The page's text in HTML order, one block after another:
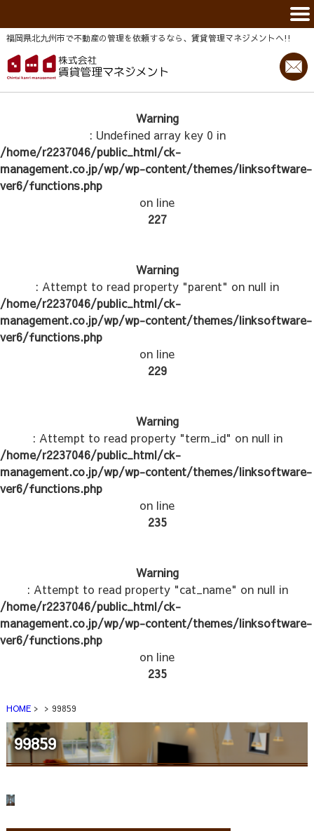
福岡県北九州市で不動産の管理を依頼するなら、賃貸管理マネジメントヘ!!
Warning
: Undefined array key 0 in
/home/r2237046/public_html/ck-
management.co.jp/wp/wp-content/themes/linksoftware-
ver6/functions.php
on line
227
Warning
: Attempt to read property "parent" on null in
/home/r2237046/public_html/ck-
management.co.jp/wp/wp-content/themes/linksoftware-
ver6/functions.php
on line
229
Warning
: Attempt to read property "term_id" on null in
/home/r2237046/public_html/ck-
management.co.jp/wp/wp-content/themes/linksoftware-
ver6/functions.php
on line
235
Warning
: Attempt to read property "cat_name" on null in
/home/r2237046/public_html/ck-
management.co.jp/wp/wp-content/themes/linksoftware-
ver6/functions.php
on line
235
HOME 99859
99859